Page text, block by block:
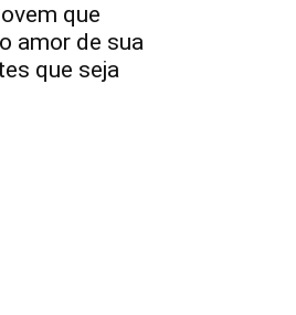
que
amor de sua
que seja